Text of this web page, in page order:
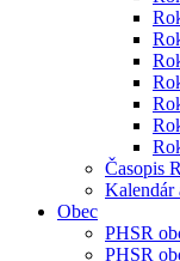
Časopis
Kalendár
Obec
PHSR
PHSR